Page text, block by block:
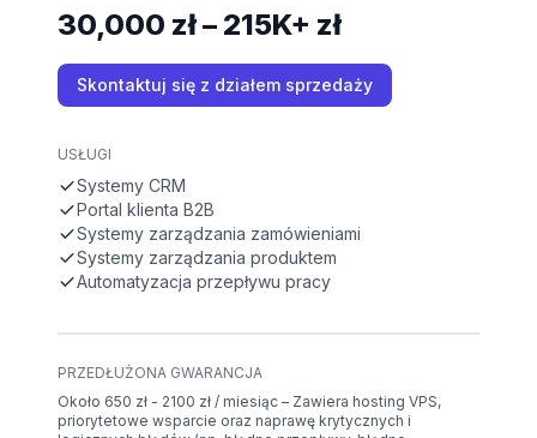
30,000 zł – 215K+ zł
Skontaktuj się z działem sprzedaży
USŁUGI
Systemy CRM
Portal klienta B2B
Systemy zarządzania zamówieniami
Systemy zarządzania produktem
Automatyzacja przepływu pracy
PRZEDŁUŻONA GWARANCJA
Około 650 zł - 2100 zł / miesiąc – Zawiera hosting VPS,
priorytetowe wsparcie oraz naprawę krytycznych i